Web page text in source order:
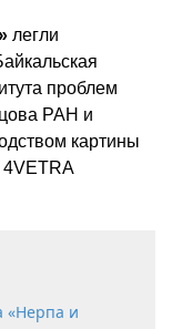
легли
проблем
РАН и
картины
4VETRA